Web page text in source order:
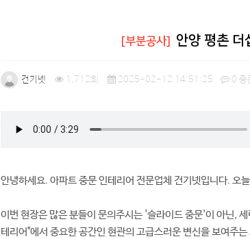
[부분공사] 안양 평촌 더
건기넷 1,712회 2025-02-12 14:51:25 0 중
안녕하세요. 아파트 중문 인테리어 전문업체 건기넷입니다. 오
이번 현장은 많은 분들이 문의주시는 '슬라이드 중문'이 아닌,
테리어"에서 중요한 공간인 현관의 고급스러운 변신을 보여주